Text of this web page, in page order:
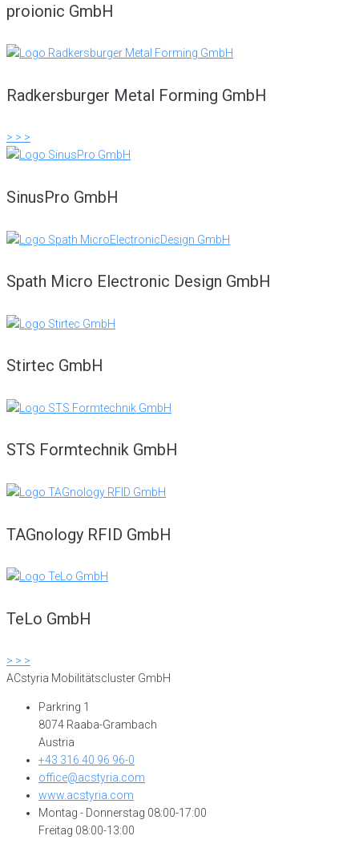
proionic GmbH
Radkersburger Metal Forming GmbH
> > >
SinusPro GmbH
Spath Micro Electronic Design GmbH
Stirtec GmbH
STS Formtechnik GmbH
TAGnology RFID GmbH
TeLo GmbH
> > >
ACstyria Mobilitätscluster GmbH
Parkring 1
8074 Raaba-Grambach
Austria
+43 316 40 96 96-0
office@acstyria.com
www.acstyria.com
Montag - Donnerstag 08:00-17:00
Freitag 08:00-13:00